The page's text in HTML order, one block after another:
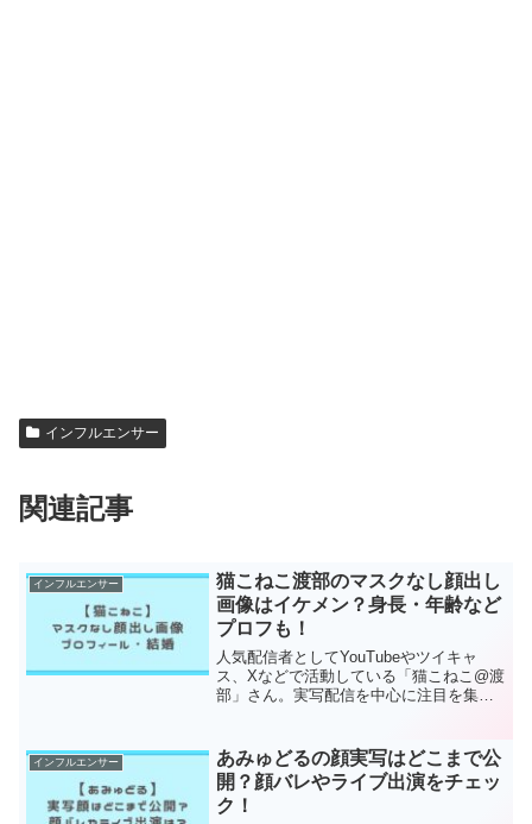
インフルエンサー
関連記事
インフルエンサー
猫こねこ渡部のマスクなし顔出し
画像はイケメン？身長・年齢など
プロフも！
人気配信者としてYouTubeやツイキャ
ス、Xなどで活動している「猫こねこ@渡
部」さん。実写配信を中心に注目を集め
猫こねこさんについて、最近とくに話題
になっているのが「...
インフルエンサー
あみゅどるの顔実写はどこまで公
開？顔バレやライブ出演をチェッ
ク！